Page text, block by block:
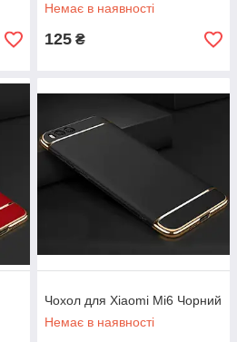
Немає в наявності
125 ₴
Чохол для Xiaomi Mi6 Чорний
Немає в наявності